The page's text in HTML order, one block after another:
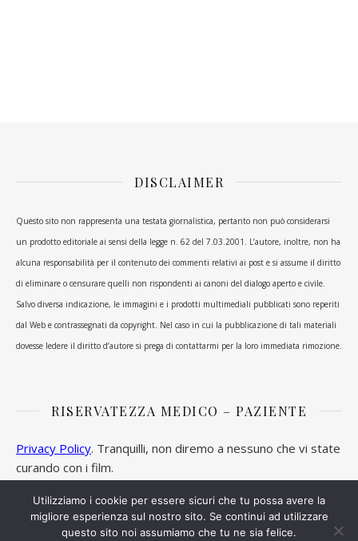
DISCLAIMER
Questo sito non rappresenta una testata giornalistica, pertanto non può considerarsi
un prodotto editoriale ai sensi della legge n. 62 del 7.03.2001. L’autore, inoltre, non ha
alcuna responsabilità per il contenuto dei commenti relativi ai post e si assume il diritto
di eliminare o censurare quelli non rispondenti ai canoni del dialogo aperto e civile.
Salvo diversa indicazione, le immagini e i prodotti multimediali pubblicati sono reperiti
dal Web e contrassegnati da copyright. Nel caso in cui la pubblicazione di tali materiali
dovesse ledere il diritto d’autore si prega di contattarmi per la loro immediata rimozione.
RISERVATEZZA MEDICO – PAZIENTE
Privacy Policy. Tranquilli, non diremo a nessuno che vi state
curando con i film.
Utilizziamo i cookie per essere sicuri che tu possa avere la
migliore esperienza sul nostro sito. Se continui ad utilizzare
questo sito noi assumiamo che tu ne sia felice.